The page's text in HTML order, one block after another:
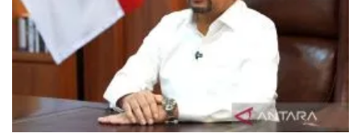
Qodari: Pemerintah tak puas diri meski tingkat